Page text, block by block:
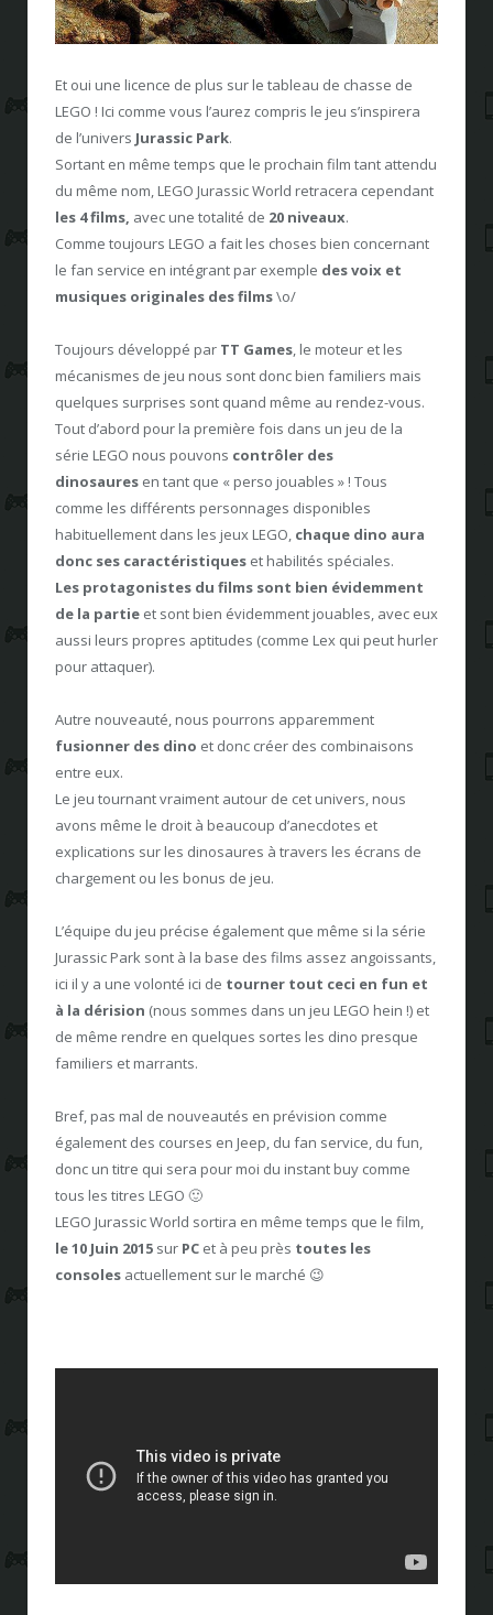
Et oui une licence de plus sur le tableau de chasse de
LEGO ! Ici comme vous l’aurez compris le jeu s’inspirera
de l’univers Jurassic Park.
Sortant en même temps que le prochain film tant attendu
du même nom, LEGO Jurassic World retracera cependant
les 4 films, avec une totalité de 20 niveaux.
Comme toujours LEGO a fait les choses bien concernant
le fan service en intégrant par exemple des voix et
musiques originales des films\o/
Toujours développé par TT Games, le moteur et les
mécanismes de jeu nous sont donc bien familiers mais
quelques surprises sont quand même au rendez-vous.
Tout d’abord pour la première fois dans un jeu de la
série LEGO nous pouvons contrôler des
dinosaures en tant que « perso jouables » ! Tous
comme les différents personnages disponibles
habituellement dans les jeux LEGO, chaque dino aura
donc ses caractéristiques et habilités spéciales.
Les protagonistes du films sont bien évidemment
de la partie et sont bien évidemment jouables, avec eux
aussi leurs propres aptitudes (comme Lex qui peut hurler
pour attaquer).
Autre nouveauté, nous pourrons apparemment
fusionner des dino et donc créer des combinaisons
entre eux.
Le jeu tournant vraiment autour de cet univers, nous
avons même le droit à beaucoup d’anecdotes et
explications sur les dinosaures à travers les écrans de
chargement ou les bonus de jeu.
L’équipe du jeu précise également que même si la série
Jurassic Park sont à la base des films assez angoissants,
ici il y a une volonté ici de tourner tout ceci en fun et
à la dérision (nous sommes dans un jeu LEGO hein !) et
de même rendre en quelques sortes les dino presque
familiers et marrants.
Bref, pas mal de nouveautés en prévision comme
également des courses en Jeep, du fan service, du fun,
donc un titre qui sera pour moi du instant buy comme
tous les titres LEGO 🙂
LEGO Jurassic World sortira en même temps que le film,
le 10 Juin 2015 sur PC et à peu près toutes les
consoles actuellement sur le marché 😉